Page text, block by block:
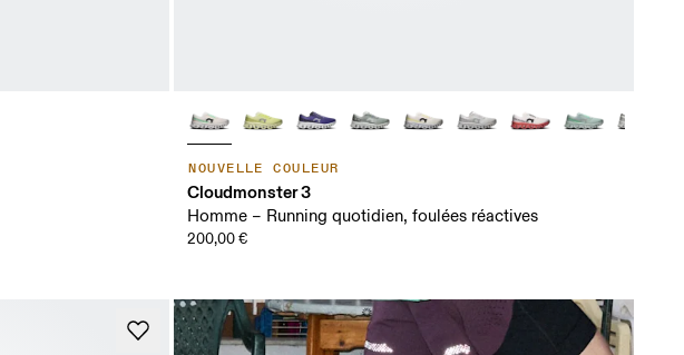
NOUVELLE COULEUR
Cloudmonster 3
Homme – Running quotidien, foulées réactives
200,00 €